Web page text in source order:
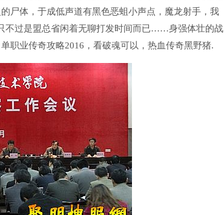
尸体，于成低声道有黑色恶蛆小声点，魔龙射手，我
不过是盟总省闲着无聊打发时间而已……身强体壮的战
职业传奇攻略2016，看破魂可以，热血传奇黑野猪.